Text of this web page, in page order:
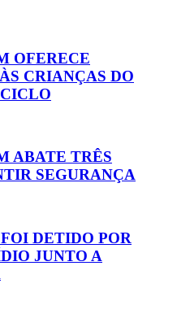
OFERECE
CRIANÇAS DO
ABATE TRÊS
SEGURANÇA
DETIDO POR
JUNTO A